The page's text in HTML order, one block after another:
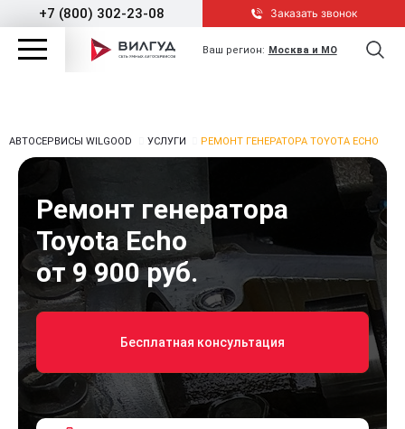
+7 (800) 302-23-08 Заказать звонок
Ваш регион: Москва и МО
АВТОСЕРВИСЫ WILGOOD УСЛУГИ РЕМОНТ ГЕНЕРАТОРА TOYOTA ECHO
Ремонт генератора
Toyota Echo
от 9 900 руб.
Бесплатная консультация